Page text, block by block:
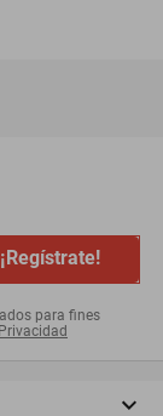
¡Regístrate!
para fines